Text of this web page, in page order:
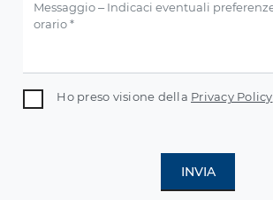
Ho preso visione della Privacy Policy
INVIA